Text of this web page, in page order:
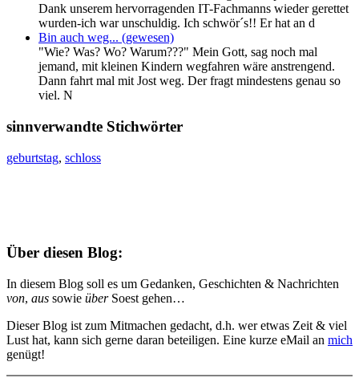
Dank unserem hervorragenden IT-Fachmanns wieder gerettet
wurden-ich war unschuldig. Ich schwör´s!! Er hat an d
Bin auch weg... (gewesen)
"Wie? Was? Wo? Warum???" Mein Gott, sag noch mal
jemand, mit kleinen Kindern wegfahren wäre anstrengend.
Dann fahrt mal mit Jost weg. Der fragt mindestens genau so
viel. N
sinnverwandte Stichwörter
geburtstag, schloss
Über diesen Blog:
In diesem Blog soll es um Gedanken, Geschichten & Nachrichten
von, aus sowie überSoest gehen…
Dieser Blog ist zum Mitmachen gedacht, d.h. wer etwas Zeit & viel
Lust hat, kann sich gerne daran beteiligen. Eine kurze eMail an mich
genügt!